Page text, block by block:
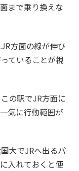
まで乗り換えな
方面の線が伸び
ていることが視
の駅でJR方面に
気に行動範囲が
大でJRへ出るパ
入れておくと便